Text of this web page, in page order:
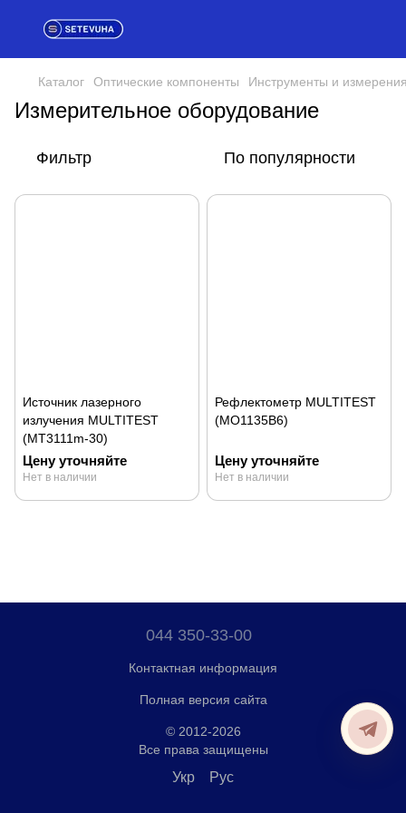
Каталог Оптические компоненты Инструменты и
Измерительное оборудование
Фильтр По популярности
Источник лазерного
излучения MULTITEST
(MT3111m-30)
Цену уточняйте
Нет в наличии
Рефлектометр MULTITEST
(MO1135B6)
Цену уточняйте
Нет в наличии
044 350-33-00
Контактная информация
Полная версия сайта
© 2012-2026
Все права защищены
Укр Рус